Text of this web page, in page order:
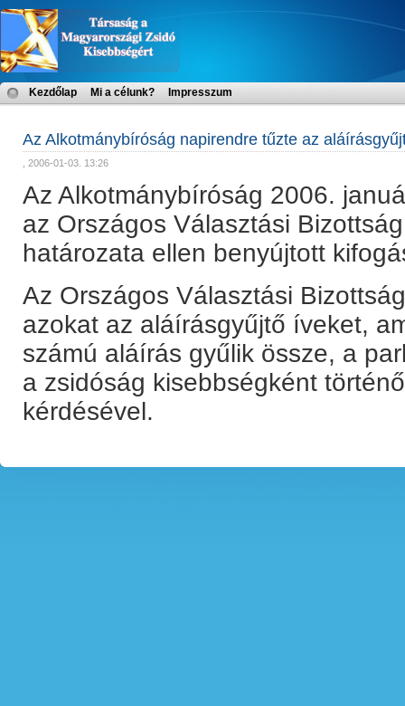
Kezdőlap Mi a célunk? Impresszum
Az Alkotmánybíróság napirendre tűzte az
, 2006-01-03. 13:26
Az Alkotmánybíróság 2006.
az Országos Választási
határozata ellen benyújtott
Az Országos Választási
azokat az aláírásgyűjtő íveket,
számú aláírás gyűlik össze, a
a zsidóság kisebbségként
kérdésével.